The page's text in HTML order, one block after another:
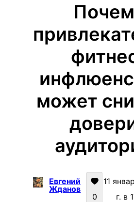
может
Евгений
Жданов
0
11
г. в